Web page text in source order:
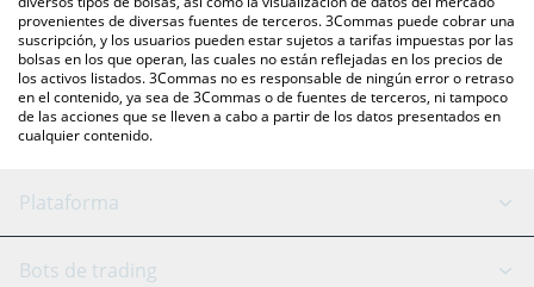
provenientes de diversas fuentes de terceros. 3Commas puede cobrar una
suscripción, y los usuarios pueden estar sujetos a tarifas impuestas por las
bolsas en los que operan, las cuales no están reflejadas en los precios de
los activos listados. 3Commas no es responsable de ningún error o retraso
en el contenido, ya sea de 3Commas o de fuentes de terceros, ni tampoco
de las acciones que se lleven a cabo a partir de los datos presentados en
cualquier contenido.
Plataforma
Bot GRID
Bots de trading